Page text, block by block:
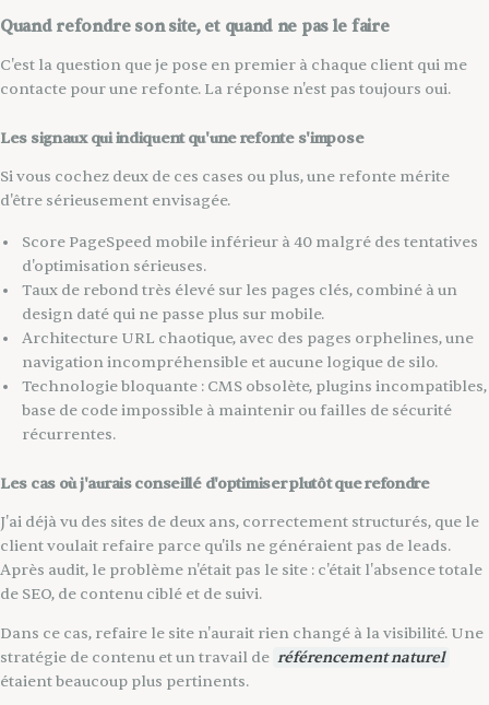
Quand refondre son site, et quand ne pas le faire
C'est la question que je pose en premier à chaque client qui me
contacte pour une refonte. La réponse n'est pas toujours oui.
Les signaux qui indiquent qu'une refonte s'impose
Si vous cochez deux de ces cases ou plus, une refonte mérite
d'être sérieusement envisagée.
Score PageSpeed mobile inférieur à 40 malgré des tentatives
d'optimisation sérieuses.
Taux de rebond très élevé sur les pages clés, combiné à un
design daté qui ne passe plus sur mobile.
Architecture URL chaotique, avec des pages orphelines, une
navigation incompréhensible et aucune logique de silo.
Technologie bloquante : CMS obsolète, plugins incompatibles,
base de code impossible à maintenir ou failles de sécurité
récurrentes.
Les cas où j'aurais conseillé d'optimiser plutôt que refondre
J'ai déjà vu des sites de deux ans, correctement structurés, que le
client voulait refaire parce qu'ils ne généraient pas de leads.
Après audit, le problème n'était pas le site : c'était l'absence totale
de SEO, de contenu ciblé et de suivi.
Dans ce cas, refaire le site n'aurait rien changé à la visibilité. Une
stratégie de contenu et un travail de référencement naturel
étaient beaucoup plus pertinents.